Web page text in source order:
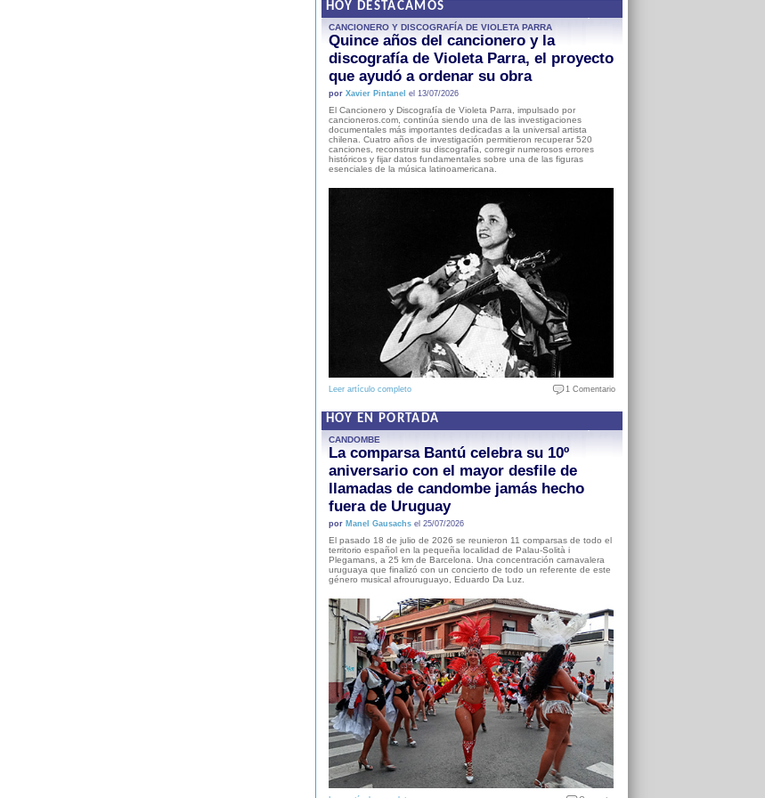
HOY DESTACAMOS
CANCIONERO Y DISCOGRAFÍA DE VIOLETA PARRA
Quince años del cancionero y la
discografía de Violeta Parra, el proyecto
que ayudó a ordenar su obra
por Xavier Pintanel el 13/07/2026
El Cancionero y Discografía de Violeta Parra, impulsado por
cancioneros.com, continúa siendo una de las investigaciones
documentales más importantes dedicadas a la universal artista
chilena. Cuatro años de investigación permitieron recuperar 520
canciones, reconstruir su discografía, corregir numerosos errores
históricos y fijar datos fundamentales sobre una de las figuras
esenciales de la música latinoamericana.
Leer artículo completo 1 Comentario
HOY EN PORTADA
CANDOMBE
La comparsa Bantú celebra su 10º
aniversario con el mayor desfile de
llamadas de candombe jamás hecho
fuera de Uruguay
por Manel Gausachsel 25/07/2026
El pasado 18 de julio de 2026 se reunieron 11 comparsas de todo el
territorio español en la pequeña localidad de Palau-Solità i
Plegamans, a 25 km de Barcelona. Una concentración carnavalera
uruguaya que finalizó con un concierto de todo un referente de este
género musical afrouruguayo, Eduardo Da Luz.